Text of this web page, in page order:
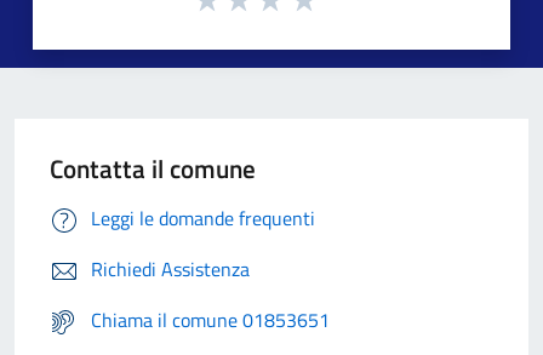
Contatta il comune
Leggi le domande frequenti
Richiedi Assistenza
Chiama il comune 01853651